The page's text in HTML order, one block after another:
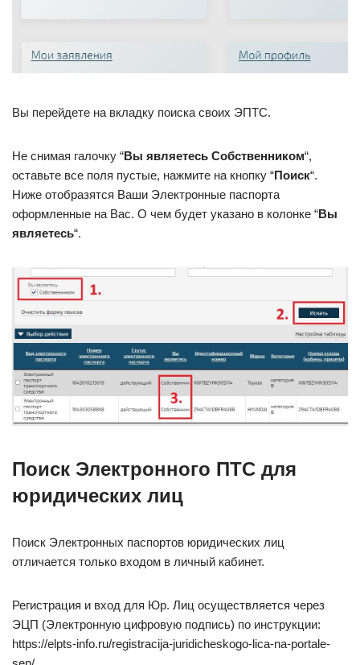
Вы перейдете на вкладку поиска своих ЭПТС.
Не снимая галочку “Вы являетесь Собственником“,
оставьте все поля пустые, нажмите на кнопку “Поиск“.
Ниже отобразятся Ваши Электронные паспорта
оформленные на Вас. О чем будет указано в колонке “Вы
являетесь“.
Поиск Электронного ПТС для
юридических лиц
Поиск Электронных паспортов юридических лиц
отличается только входом в личный кабинет.
Регистрация и вход для Юр. Лиц осуществляется через
ЭЦП (Электронную цифровую подпись) по инструкции:
https://elpts-info.ru/registracija-juridicheskogo-lica-na-portale-